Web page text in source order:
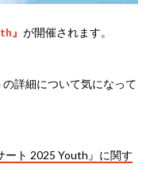
』 が開催されます。
詳細について気になって
ート 2025 Youth』に関す